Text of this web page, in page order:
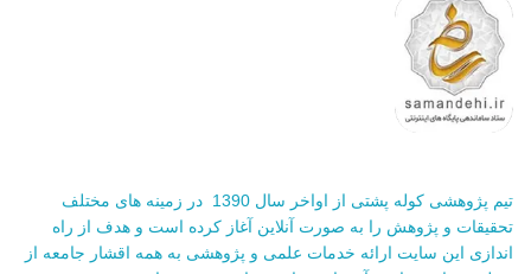
تیم پژوهشی کوله پشتی از اواخر سال 1390 در زمینه های مختلف
تحقیقات و پژوهش را به صورت آنلاین آغاز کرده است و هدف از راه
اندازی این سایت ارائه خدمات علمی و پژوهشی به همه اقشار جامعه از